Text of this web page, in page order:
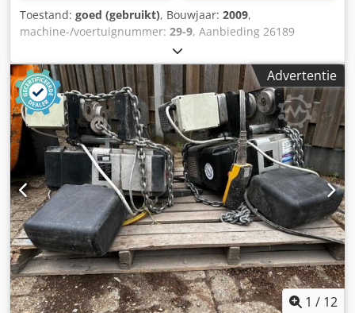
Toestand: goed (gebruikt), Bouwjaar: 2009,
machine-/voertuignummer: 29-9, Aanbieding 26189
Technische specificaties: - E. Kettingtakel LIFTKET -
Bediening via vloerbedieningspaneel - Draagvermogen 250
kg - 2 hefsnelheden - Gemotoriseerde verplaatsing van de
loopkat Csdpfx Agezrlxyo Sorf - Handmatige draaiing -
Uitschuiflengte 5000 mm - Haakhoogte ca. 2300 mm -
Onderkant giek ca. 2800 mm - Totale hoogte ca. 3200 mm -
Diameter kolom ca. 320 mm - Draairadius 270° -
Aansluitspanning 400 V - Totaalgewicht ca. 400 kg
Advertentie
1 / 12